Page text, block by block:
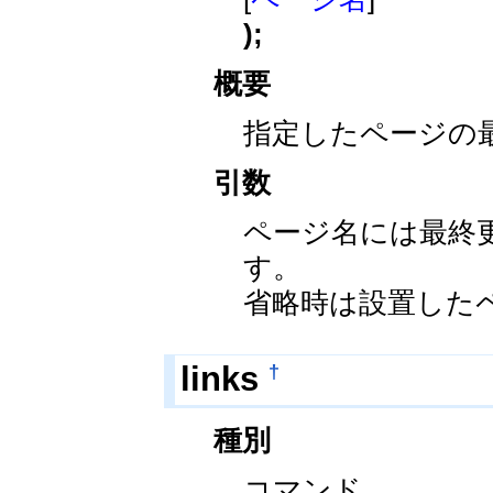
);
概要
指定したページの
引数
ページ名には最終
す。
省略時は設置した
links †
種別